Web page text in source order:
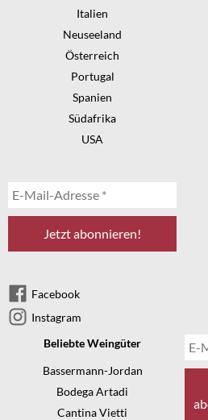
Italien
Neuseeland
Österreich
Portugal
Spanien
Südafrika
USA
Facebook
Instagram
Beliebte Weingüter
Bassermann-Jordan
Bodega Artadi
Cantina Vietti